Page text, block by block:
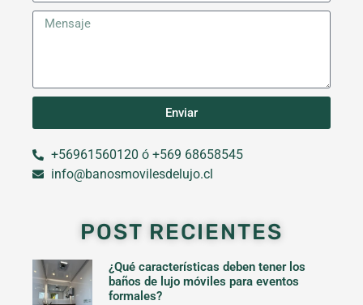
Enviar
+56961560120 ó +569 68658545
info@banosmovilesdelujo.cl
POST RECIENTES
¿Qué características deben tener los
baños de lujo móviles para eventos
formales?